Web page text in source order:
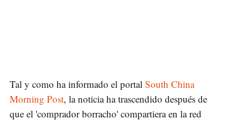
Tal y como ha informado el portal South China
Morning Post, la noticia ha trascendido después de
que el 'comprador borracho' compartiera en la red